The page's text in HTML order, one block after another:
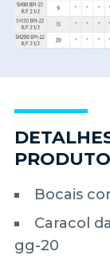
PRODUTO
Bocais
Caracol
gg-20